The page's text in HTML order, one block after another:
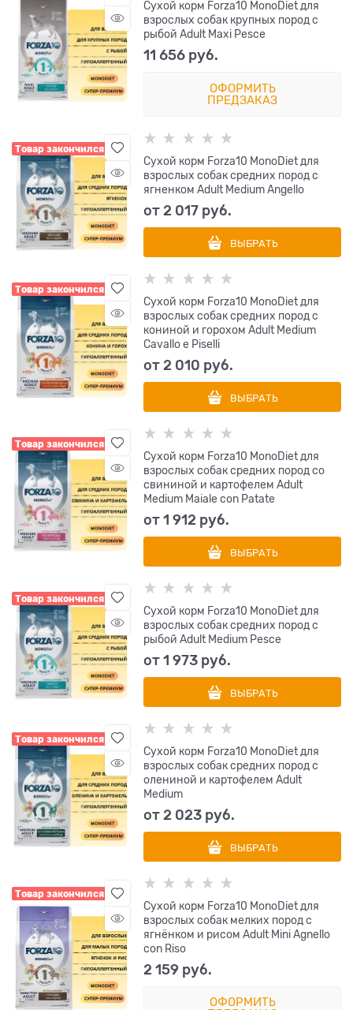
Сухой корм Forza10 MonoDiet для
взрослых собак крупных пород c
рыбой Adult Maxi Pesce
11 656 руб.
ОФОРМИТЬ
ПРЕДЗАКАЗ
Товар закончился
Сухой корм Forza10 MonoDiet для
взрослых собак средних пород с
ягненком Adult Medium Angello
от2 017 руб.
ВЫБРАТЬ
Товар закончился
Сухой корм Forza10 MonoDiet для
взрослых собак средних пород с
кониной и горохом Adult Medium
Cavallo e Piselli
от2 010 руб.
ВЫБРАТЬ
Товар закончился
Сухой корм Forza10 MonoDiet для
взрослых собак средних пород со
свининой и картофелем Adult
Medium Maiale con Patate
от1 912 руб.
ВЫБРАТЬ
Товар закончился
Сухой корм Forza10 MonoDiet для
взрослых собак средних пород с
рыбой Adult Medium Pesce
от1 973 руб.
ВЫБРАТЬ
Товар закончился
Сухой корм Forza10 MonoDiet для
взрослых собак средних пород с
олениной и картофелем Adult
Medium
от2 023 руб.
ВЫБРАТЬ
Товар закончился
Сухой корм Forza10 MonoDiet для
взрослых собак мелких пород с
ягнёнком и рисом Adult Mini Agnello
con Riso
2 159 руб.
ОФОРМИТЬ